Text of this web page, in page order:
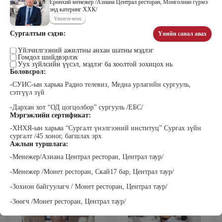
Ерөнхий менежер /Азиана Централ ресторан, Монголиан гүрмэ
энд катеринг ХХК/
Үнэлгээ өгөх
Сургалтын сэдэв: Үнийн санал авах
Үйлчилгээний ажилтны анхан шатны мэдлэг
Гомдол шийдвэрлэх
Уух зүйлсийн үүсэл, мэдлэг ба хоолтой зохицох нь
Боловсрол:
-СУИС-ын харьяа Радио телевиз, Медиа урлагийн сургууль,
сэтгүүл зүй
-Дархан хот “ОД цогцолбор” сургууль /ЕБС/
Мэргэжлийн сертификат:
-ХНХЯ-ын харьяа “Сургалт үнэлгээний институц” Сургах зүйн
сургалт /45 хоног, багшлах эрх
Ажлын туршлага:
-Менежер/Азиана Централ ресторан, Централ таур/
-Менежер /Монет ресторан, Скай17 бар, Централ таур/
-Зохион байгуулагч / Монет ресторан, Централ таур/
-Зөөгч /Монет ресторан, Централ таур/
Цэдэндамба Нарантуяа
Захирал
Бээжин Солонгоо
гүйцэтгэх захирал, Манлайллын
сэтгэлзүйч
Уранбор Сэмбэрүү
Прус Центр ХХК-ийн Хяналт
ISO4500; ISO9001 нэгдсэн
тогтолцооны хэрэгжүүлэгч
Болор Үйлсийн Үндэс ТББ-ийн
карьер сургалтын төвийн нийгмийн
ажилтан, сургагч багш